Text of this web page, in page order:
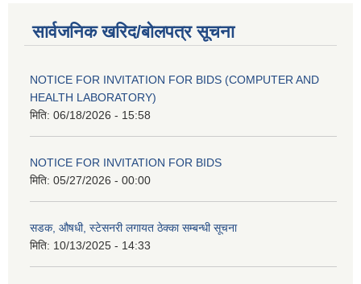
सार्वजनिक खरिद/बोलपत्र सूचना
NOTICE FOR INVITATION FOR BIDS (COMPUTER AND
HEALTH LABORATORY)
मिति: 06/18/2026 - 15:58
NOTICE FOR INVITATION FOR BIDS
मिति: 05/27/2026 - 00:00
सडक, औषधी, स्टेसनरी लगायत ठेक्का सम्बन्धी सूचना
मिति: 10/13/2025 - 14:33